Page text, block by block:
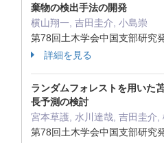
棄物の検出手法の開発
横山翔一, 吉田圭介, 小島崇
第78回土木学会中国支部研究
詳細を見る
ランダムフォレストを用いた
長予測の検討
宮本草護, 水川達哉, 吉田圭介,
第78回土木学会中国支部研究